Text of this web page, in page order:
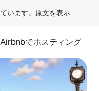
います。 原文を表示
Airbnbでホスティング